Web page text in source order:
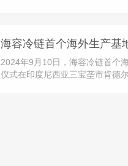
海容冷链首个海外生产基
2024年9月10日，海容冷链首个
仪式在印度尼西亚三宝垄市肯德